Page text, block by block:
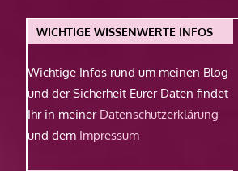
WICHTIGE WISSENWERTE INFOS
Wichtige Infos rund um meinen Blog
und der Sicherheit Eurer Daten findet
Ihr in meiner Datenschutzerklärung
und dem Impressum